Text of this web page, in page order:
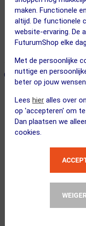
maken. Functionele
altijd. De functionele
website-ervaring. De
FuturumShop elke
Met de persoonlijke
nuttige en
beter op jouw
Lees hier alles over
op 'accepteren' om
Dan plaatsen we
cookies.
Gratis bezorging &
Voor 23:00 uur
← Terug naar
ONZE AANBEVOLEN